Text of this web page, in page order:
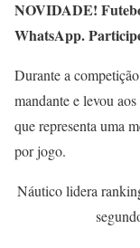
NOVIDADE!
WhatsApp.
Durante a
mandante e levou
que representa uma
por jogo.
Náutico lidera